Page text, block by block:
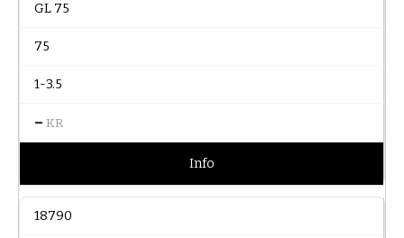
GL 75
75
1-3.5
– KR
Info
18790